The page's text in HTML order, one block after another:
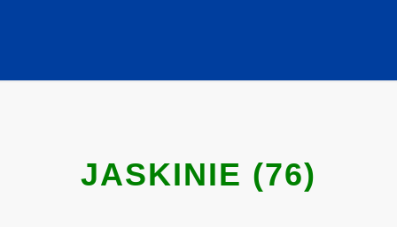
JASKINIE (76)